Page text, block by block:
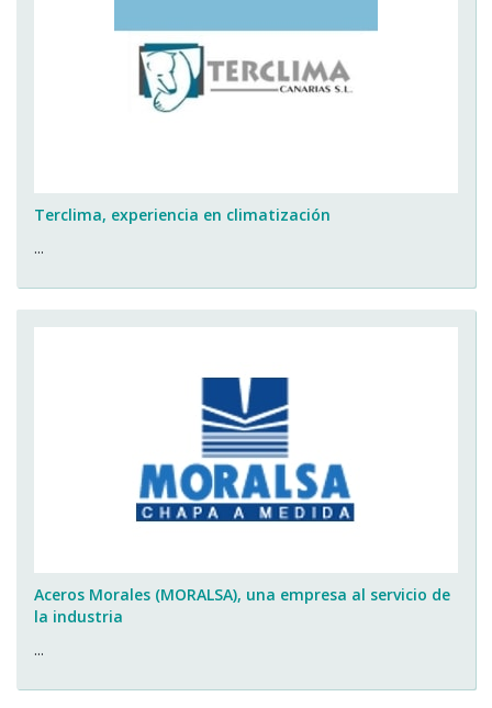
Terclima, experiencia en climatización
...
Aceros Morales (MORALSA), una empresa al servicio de
la industria
...